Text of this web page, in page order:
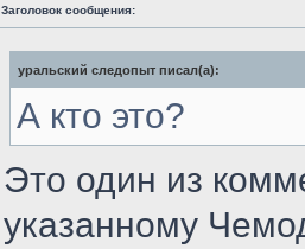
Заголовок сообщения:
уральский следопыт писал(а):
А кто это?
Это один из
указанному